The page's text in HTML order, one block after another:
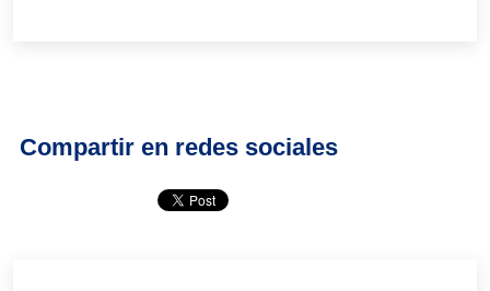
Compartir en redes sociales